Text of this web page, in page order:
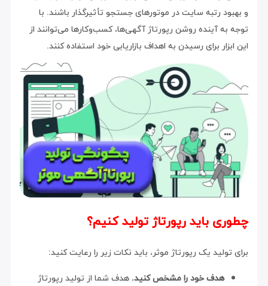
و بهبود رتبه سایت در موتورهای جستجو تأثیرگذار باشند. با
توجه به آینده روشن رپورتاژ آگهی‌ها، کسب‌وکارها می‌توانند از
این ابزار برای رسیدن به اهداف بازاریابی خود استفاده کنند.
چطوری باید رپورتاژ تولید کنیم؟
برای تولید یک رپورتاژ موثر، باید نکات زیر را رعایت کنید:
هدف خود را مشخص کنید. هدف شما از تولید رپورتاژ